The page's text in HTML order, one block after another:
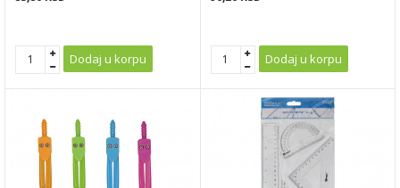
Dodaj u korpu Dodaj u korpu